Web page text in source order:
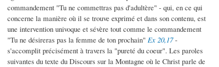
commandement "Tu ne commettras pas d'adultère" - qui, en ce qui
concerne la manière où il se trouve exprimé et dans son contenu, est
une intervention univoque et sévère tout comme le commandement
"Tu ne désireras pas la femme de ton prochain" Ex 20,17-
s'accomplit précisément à travers la "pureté du coeur". Les paroles
suivantes du texte du Discours sur la Montagne où le Christ parle de